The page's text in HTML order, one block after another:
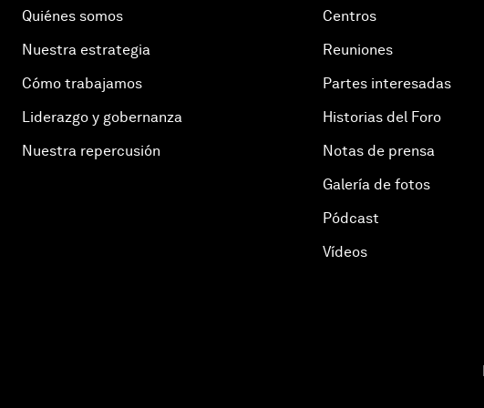
Quiénes somos
Nuestra estrategia
Cómo trabajamos
Liderazgo y gobernanza
Nuestra repercusión
Centros
Reuniones
Partes interesadas
Historias del Foro
Notas de prensa
Galería de fotos
Pódcast
Vídeos